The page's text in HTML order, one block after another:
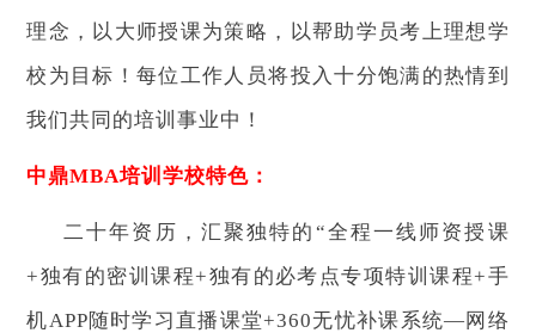
理念，以大师授课为策略，以帮助学员考上理想学
校为目标！每位工作人员将投入十分饱满的热情到
我们共同的培训事业中！
中鼎MBA培训学校特色：
二十年资历，汇聚独特的“全程一线师资授课
+独有的密训课程+独有的必考点专项特训课程+手
机APP随时学习直播课堂+360无忧补课系统—网络